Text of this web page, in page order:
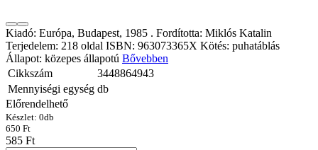
Kiadó: Európa, Budapest, 1985 . Fordította: Miklós Katalin
Terjedelem: 218 oldal ISBN: 963073365X Kötés: puhatáblás
Állapot: közepes állapotú Bővebben
Cikkszám
3448864943
Mennyiségi egység db
Előrendelhető
Készlet: 0db
650 Ft
585 Ft